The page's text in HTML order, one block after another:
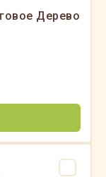
Дерево